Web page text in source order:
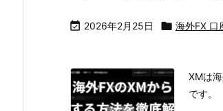
 2026年2月25日  海外FX 口
XMは
です。